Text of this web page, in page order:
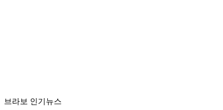
브라보 인기뉴스